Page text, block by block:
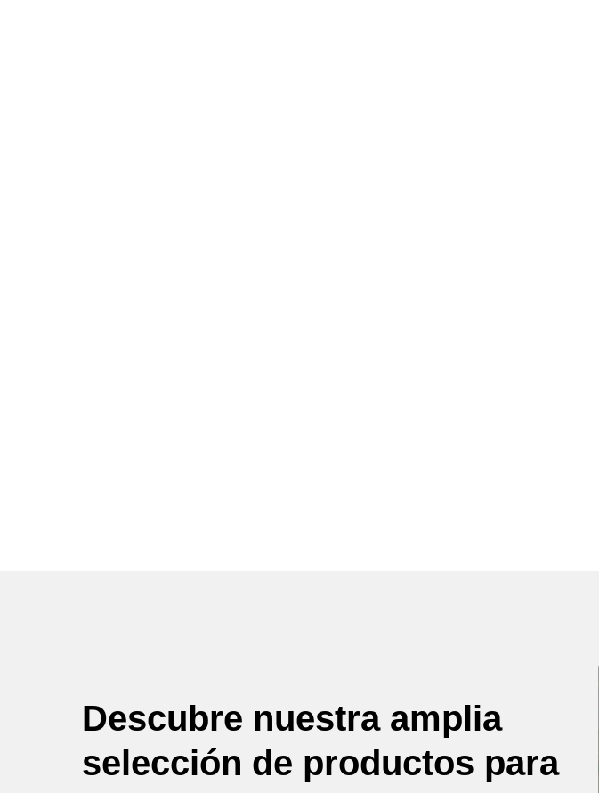
Descubre nuestra amplia
selección de productos para